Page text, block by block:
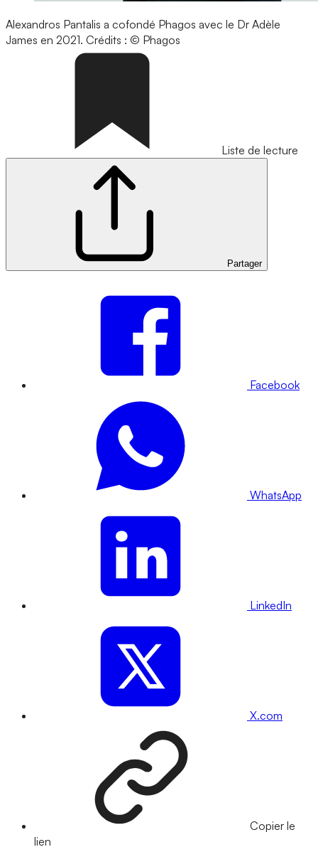
Alexandros Pantalis a cofondé Phagos avec le Dr Adèle
James en 2021. Crédits : © Phagos
Liste de lecture
Partager
Facebook
WhatsApp
LinkedIn
X.com
Copier le
lien